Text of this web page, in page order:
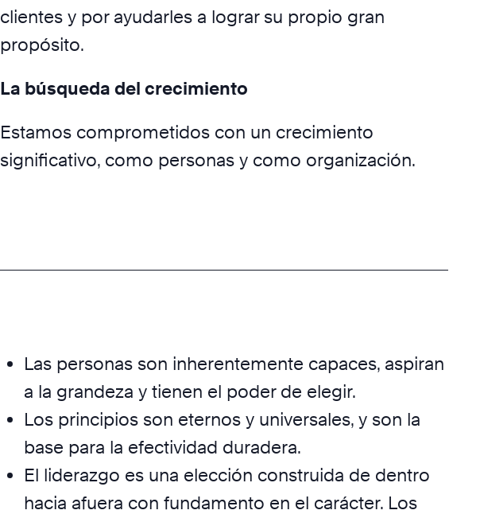
clientes y por ayudarles a lograr su propio gran
propósito.
La búsqueda del crecimiento
Estamos comprometidos con un crecimiento
significativo, como personas y como organización.
Las personas son inherentemente capaces, aspiran
a la grandeza y tienen el poder de elegir.
Los principios son eternos y universales, y son la
base para la efectividad duradera.
El liderazgo es una elección construida de dentro
hacia afuera con fundamento en el carácter. Los